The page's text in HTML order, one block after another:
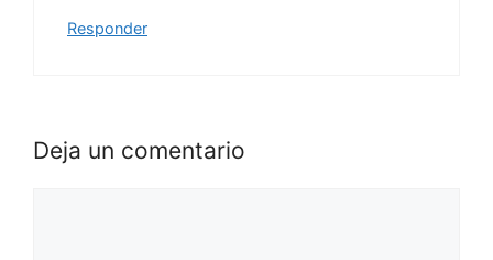
Responder
Deja un comentario